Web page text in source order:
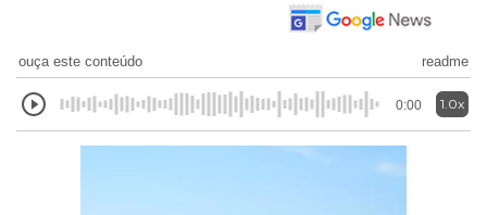
ouça este conteúdo readme
0:00 1.0x